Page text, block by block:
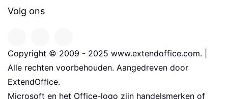
Volg ons
Copyright © 2009 - 2025 www.extendoffice.com. |
Alle rechten voorbehouden. Aangedreven door
ExtendOffice.
Microsoft en het Office-logo zijn handelsmerken of